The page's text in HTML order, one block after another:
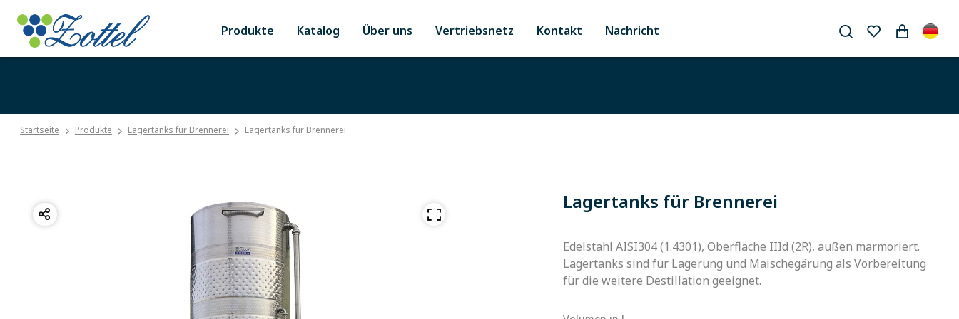
Produkte Katalog Über uns Vertriebsnetz Kontakt Nachricht
Startseite Produkte Lagertanks für Brennerei Lagertanks für Brennerei
Lagertanks für Brennerei
Edelstahl AISI304 (1.4301), Oberfläche IIId (2R), außen marmoriert.
Lagertanks sind für Lagerung und Maischegärung als Vorbereitung
für die weitere Destillation geeignet.